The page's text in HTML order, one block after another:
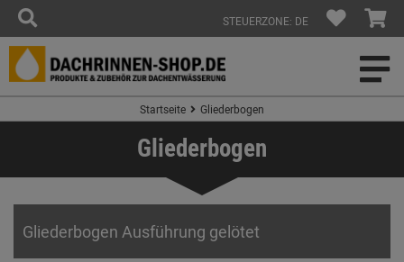
STEUERZONE: DE
Startseite Gliederbogen
Gliederbogen
Gliederbogen Ausführung gelötet